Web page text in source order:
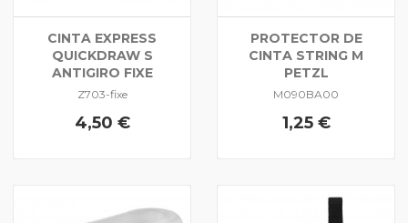
CINTA EXPRESS
QUICKDRAW S
ANTIGIRO FIXE
Z703-fixe
4,50 €
PROTECTOR DE
CINTA STRING M
PETZL
M090BA00
1,25 €